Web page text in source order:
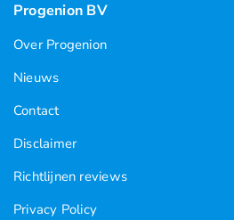
Progenion BV
Over Progenion
Nieuws
Contact
Disclaimer
Richtlijnen reviews
Privacy Policy